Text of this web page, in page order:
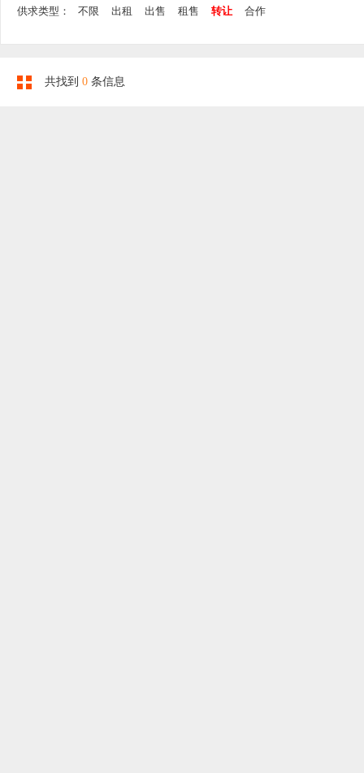
供求类型： 不限 出租 出售 租售 转让 合作
共找到 0 条信息